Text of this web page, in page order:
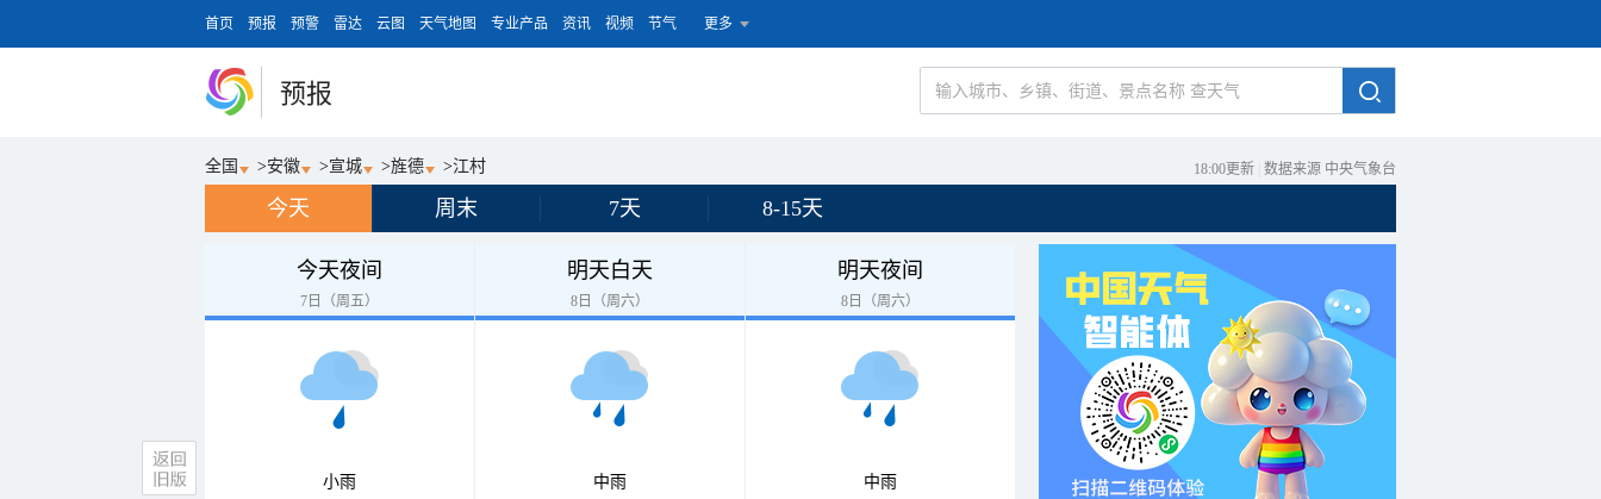
首页 预报 预警 雷达 云图 天气地图 专业产品 资讯 视频 节气 更多
预报
全国 >安徽 >宣城 >旌德 >江村 18:00更新 数据来源 中央气象台
今天 周末 7天 8-15天
今天夜间
7日（周五）
小雨
明天白天
8日（周六）
中雨
明天夜间
8日（周六）
中雨